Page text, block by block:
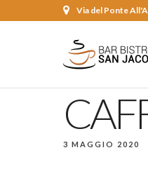
Via del Ponte
3 MAGGIO 2020